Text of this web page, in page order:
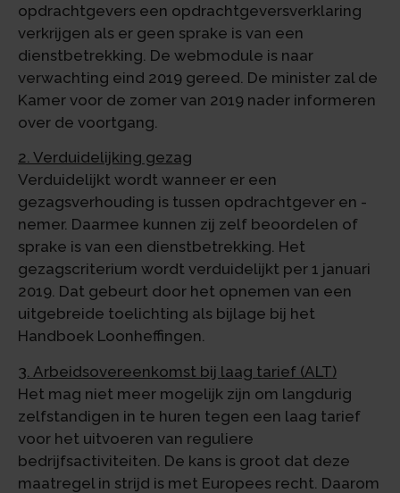
opdrachtgevers een opdrachtgeversverklaring
verkrijgen als er geen sprake is van een
dienstbetrekking. De webmodule is naar
verwachting eind 2019 gereed. De minister zal de
Kamer voor de zomer van 2019 nader informeren
over de voortgang.
2. Verduidelijking gezag
Verduidelijkt wordt wanneer er een
gezagsverhouding is tussen opdrachtgever en -
nemer. Daarmee kunnen zij zelf beoordelen of
sprake is van een dienstbetrekking. Het
gezagscriterium wordt verduidelijkt per 1 januari
2019. Dat gebeurt door het opnemen van een
uitgebreide toelichting als bijlage bij het
Handboek Loonheffingen.
3. Arbeidsovereenkomst bij laag tarief (ALT)
Het mag niet meer mogelijk zijn om langdurig
zelfstandigen in te huren tegen een laag tarief
voor het uitvoeren van reguliere
bedrijfsactiviteiten. De kans is groot dat deze
maatregel in strijd is met Europees recht. Daarom